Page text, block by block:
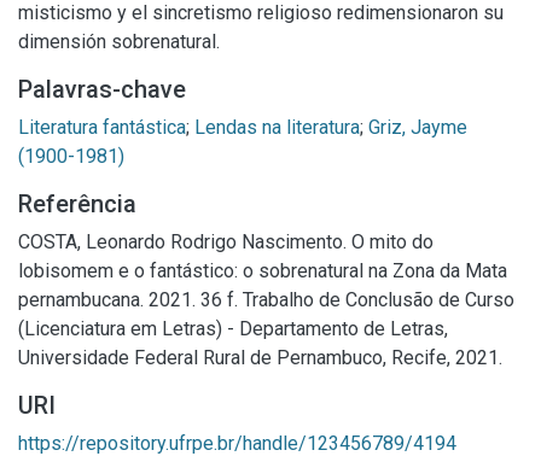
misticismo y el sincretismo religioso redimensionaron su
dimensión sobrenatural.
Palavras-chave
Literatura fantástica; Lendas na literatura; Griz, Jayme
(1900-1981)
Referência
COSTA, Leonardo Rodrigo Nascimento. O mito do
lobisomem e o fantástico: o sobrenatural na Zona da Mata
pernambucana. 2021. 36 f. Trabalho de Conclusão de Curso
(Licenciatura em Letras) - Departamento de Letras,
Universidade Federal Rural de Pernambuco, Recife, 2021.
URI
https://repository.ufrpe.br/handle/123456789/4194